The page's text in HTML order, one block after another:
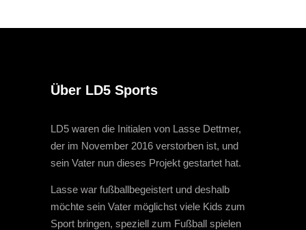
Über LD5 Sports
LD5 waren die Initialen von Lasse Dettmer,
der im November 2016 verstorben ist, und
sein Vater nun dieses Projekt gestartet hat.
Lasse war fußballbegeistert und deshalb
möchte sein Vater möglichst viele Kids zum
Sport bringen, speziell zum Fußball spielen